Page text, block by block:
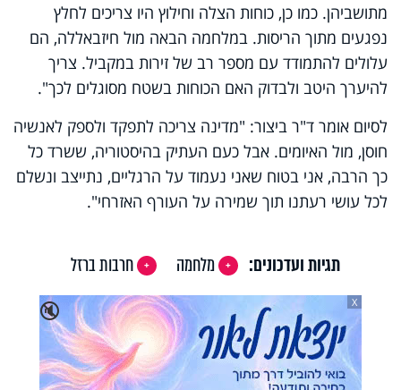
מתושביהן. כמו כן, כוחות הצלה וחילוץ היו צריכים לחלץ
נפגעים מתוך הריסות. במלחמה הבאה מול חיזבאללה, הם
עלולים להתמודד עם מספר רב של זירות במקביל. צריך
להיערך היטב ולבדוק האם הכוחות בשטח מסוגלים לכך".
לסיום אומר ד"ר ביצור: "מדינה צריכה לתפקד ולספק לאנשיה
חוסן, מול האיומים. אבל כעם העתיק בהיסטוריה, ששרד כל
כך הרבה, אני בטוח שאני נעמוד על הרגליים, נתייצב ונשלם
לכל עושי רעתנו תוך שמירה על העורף האזרחי".
תגיות ועדכונים: מלחמה
חרבות ברזל
🔇
X